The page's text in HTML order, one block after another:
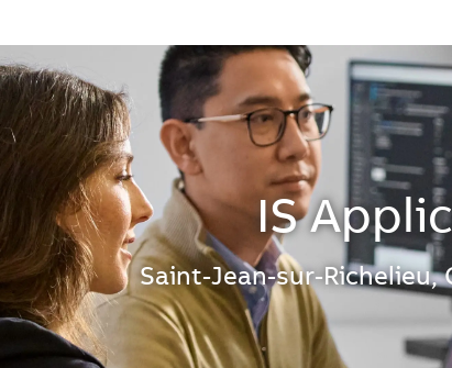
IS
Standort
Saint-Jean-sur-Richelieu,